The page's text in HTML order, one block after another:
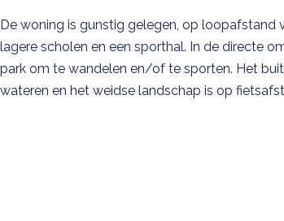
De woning is gunstig gelegen, op loopafstand
lagere scholen en een sporthal. In de directe
park om te wandelen en/of te sporten. Het
wateren en het weidse landschap is op